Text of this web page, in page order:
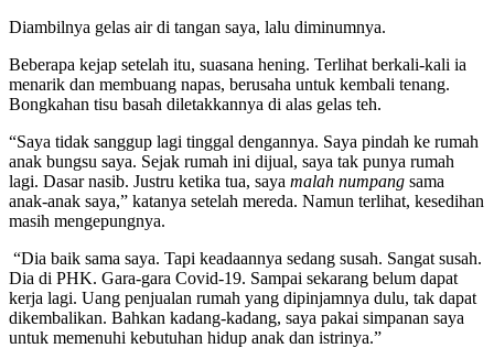
Diambilnya gelas air di tangan saya, lalu diminumnya.
Beberapa kejap setelah itu, suasana hening. Terlihat berkali-kali ia
menarik dan membuang napas, berusaha untuk kembali tenang.
Bongkahan tisu basah diletakkannya di alas gelas teh.
“Saya tidak sanggup lagi tinggal dengannya. Saya pindah ke rumah
anak bungsu saya. Sejak rumah ini dijual, saya tak punya rumah
lagi. Dasar nasib. Justru ketika tua, saya malah numpang sama
anak-anak saya,” katanya setelah mereda. Namun terlihat, kesedihan
masih mengepungnya.
“Dia baik sama saya. Tapi keadaannya sedang susah. Sangat susah.
Dia di PHK. Gara-gara Covid-19. Sampai sekarang belum dapat
kerja lagi. Uang penjualan rumah yang dipinjamnya dulu, tak dapat
dikembalikan. Bahkan kadang-kadang, saya pakai simpanan saya
untuk memenuhi kebutuhan hidup anak dan istrinya.”